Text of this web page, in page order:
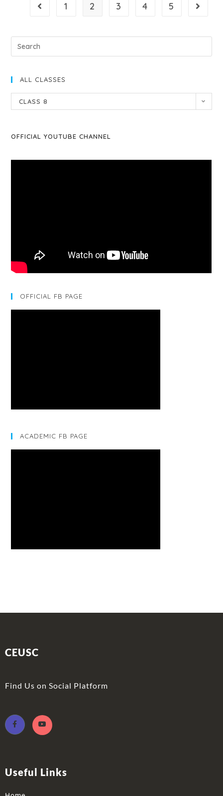
1 2 3 4 5
ALL CLASSES
CLASS 8
OFFICIAL YOUTUBE CHANNEL
OFFICIAL FB PAGE
ACADEMIC FB PAGE
CEUSC
Find Us on Social Platform
Useful Links